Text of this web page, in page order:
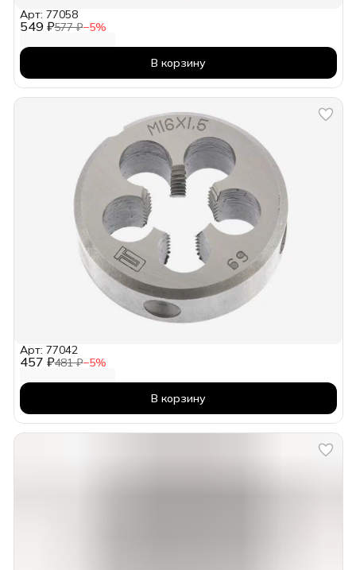
549 ₽577 ₽−5%
Арт: 77058
В корзину
457 ₽481 ₽−5%
Арт: 77042
В корзину